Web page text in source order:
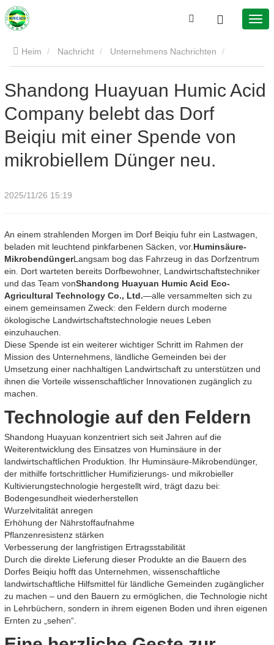
Heim Nachricht Unternehmens Nachrichten
Beiqiu mit einer Spende von mikrobiellem Dünger neu.
Shandong Huayuan Humic Acid
Company belebt das Dorf
Beiqiu mit einer Spende von
mikrobiellem Dünger neu.
2025/11/26 15:19
An einem strahlenden Morgen im Dorf Beiqiu fuhr ein Lastwagen,
beladen mit leuchtend pinkfarbenen Säcken, vor. Huminsäure-
MikrobendüngerLangsam bog das Fahrzeug in das Dorfzentrum
ein. Dort warteten bereits Dorfbewohner, Landwirtschaftstechniker
und das Team vonShandong Huayuan Humic Acid Eco-
Agricultural Technology Co., Ltd.—alle versammelten sich zu
einem gemeinsamen Zweck: den Feldern durch moderne
ökologische Landwirtschaftstechnologie neues Leben
einzuhauchen.
Diese Spende ist ein weiterer wichtiger Schritt im Rahmen der
Mission des Unternehmens, ländliche Gemeinden bei der
Umsetzung einer nachhaltigen Landwirtschaft zu unterstützen und
ihnen die Vorteile wissenschaftlicher Innovationen zugänglich zu
machen.
Technologie auf den Feldern
Shandong Huayuan konzentriert sich seit Jahren auf die
Weiterentwicklung des Einsatzes von Huminsäure in der
landwirtschaftlichen Produktion. Ihr Huminsäure-Mikrobendünger,
der mithilfe fortschrittlicher Humifizierungs- und mikrobieller
Kultivierungstechnologie hergestellt wird, trägt dazu bei:
Bodengesundheit wiederherstellen
Wurzelvitalität anregen
Erhöhung der Nährstoffaufnahme
Pflanzenresistenz stärken
Verbesserung der langfristigen Ertragsstabilität
Durch die direkte Lieferung dieser Produkte an die Bauern des
Dorfes Beiqiu hofft das Unternehmen, wissenschaftliche
landwirtschaftliche Hilfsmittel für ländliche Gemeinden zugänglicher
zu machen – und den Bauern zu ermöglichen, die Technologie nicht
in Lehrbüchern, sondern in ihrem eigenen Boden und ihren eigenen
Ernten zu „sehen“.